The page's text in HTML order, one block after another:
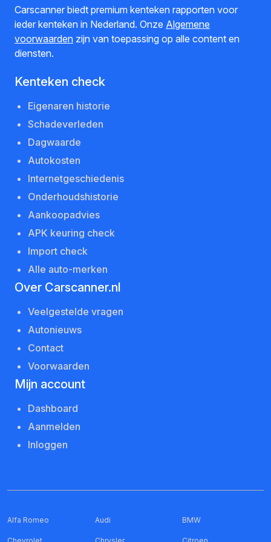
Carscanner biedt premium kenteken rapporten voor
ieder kenteken in Nederland. Onze Algemene
voorwaarden zijn van toepassing op alle content en
diensten.
Kenteken check
Eigenaren historie
Schadeverleden
Dagwaarde
Autokosten
Internetgeschiedenis
Onderhoudshistorie
Aankoopadvies
APK keuring check
Import check
Alle auto-merken
Over Carscanner.nl
Veelgestelde vragen
Autonieuws
Contact
Voorwaarden
Mijn account
Dashboard
Aanmelden
Inloggen
Alfa Romeo Audi BMW